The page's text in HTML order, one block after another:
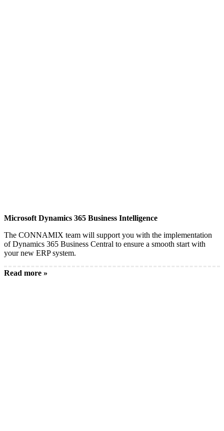
Microsoft Dynamics 365 Business Intelligence
The CONNAMIX team will support you with the implementation
of Dynamics 365 Business Central to ensure a smooth start with
your new ERP system.
Read more »